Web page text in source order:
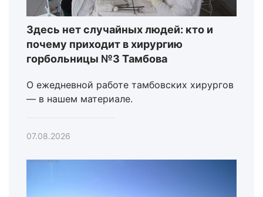
Здесь нет случайных людей: кто и
почему приходит в хирургию
горбольницы №3 Тамбова
О ежедневной работе тамбовских хирургов
— в нашем материале.
07.08.2026